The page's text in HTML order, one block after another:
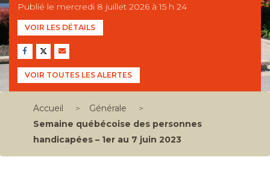
Publié le mercredi 8 juillet 2026 à 15 h 24
VOIR LES DÉTAILS
VOIR TOUTES LES ALERTES
Accueil > Générale
>
Semaine québécoise des personnes
handicapées – 1er au 7 juin 2023